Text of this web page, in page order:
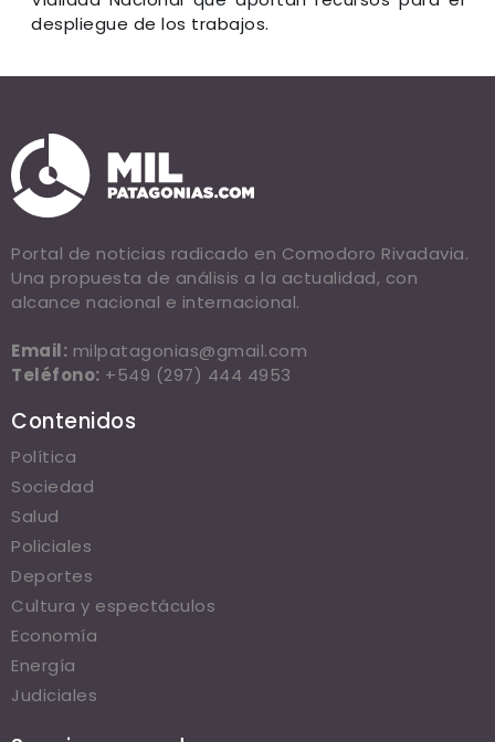
despliegue de los trabajos.
Portal de noticias radicado en Comodoro Rivadavia.
Una propuesta de análisis a la actualidad, con
alcance nacional e internacional.
Email: milpatagonias@gmail.com
Teléfono: +549 (297) 444 4953
Contenidos
Política
Sociedad
Salud
Policiales
Deportes
Cultura y espectáculos
Economía
Energía
Judiciales